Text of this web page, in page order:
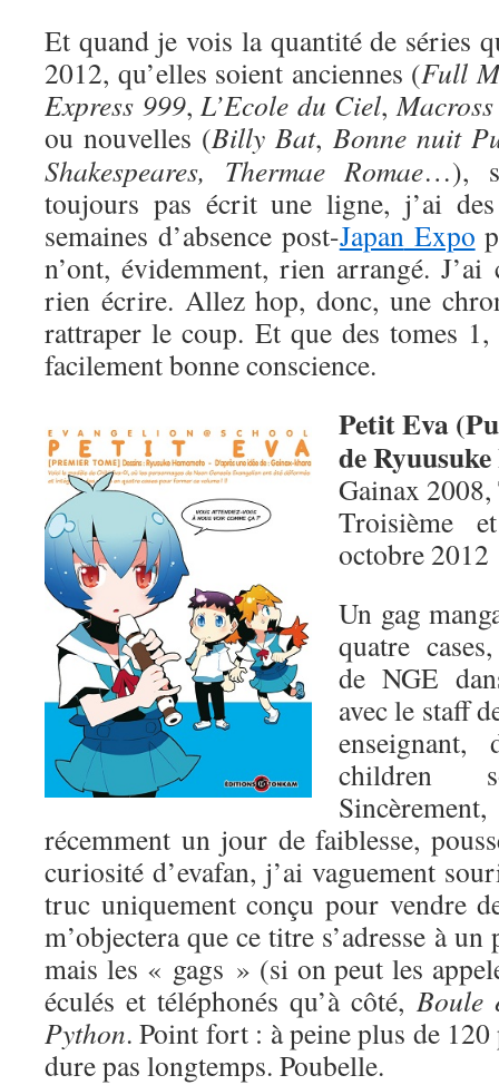
Et quand je vois la quantité de séries
2012, qu’elles soient anciennes (Full
Express 999, L’Ecole du Ciel,
ou nouvelles (Billy Bat, Bonne nuit
Shakespeares, Thermae Romae…),
toujours pas écrit une ligne, j’ai
semaines d’absence post-JapanExpo
n’ont, évidemment, rien arrangé.
rien écrire. Allez hop, donc, une
rattraper le coup. Et que des tomes
facilement bonne conscience.
Petit Eva
de
Gainax
Troisième
octobre 2012
Un gag
quatre
de NGE
avec le staff
children
récemment un jour de faiblesse,
curiosité d’evafan, j’ai vaguement
truc uniquement conçu pour vendre
m’objectera que ce titre s’adresse à
mais les « gags » (si on peut les
éculés et téléphonés qu’à côté, Boule
Python. Point fort : à peine plus de 120
dure pas longtemps. Poubelle.